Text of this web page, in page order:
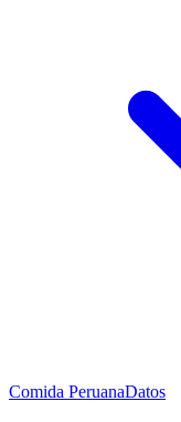
Comida PeruanaDatos